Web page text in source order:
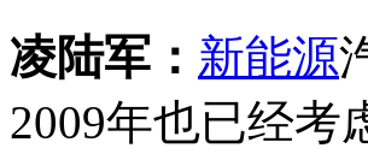
凌陆军： 新能源
2009年也已经考